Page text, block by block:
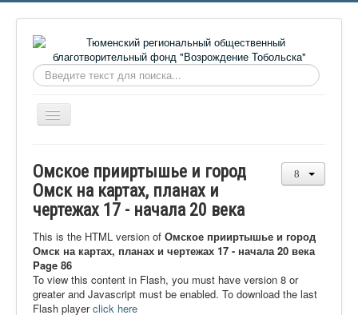
Искать...
Включить/
выключить
О фонде
Онлайн библиотека
Видеоматериалы
Контакты
Сайт проекта Достоевский
Омское прииртышье и город
Омск на картах, планах и
чертежах 17 - начала 20 века
This is the HTML version of Омское прииртышье и город
Омск на картах, планах и чертежах 17 - начала 20 века
Page 86
To view this content in Flash, you must have version 8 or
greater and Javascript must be enabled. To download the last
Flash playerclick here